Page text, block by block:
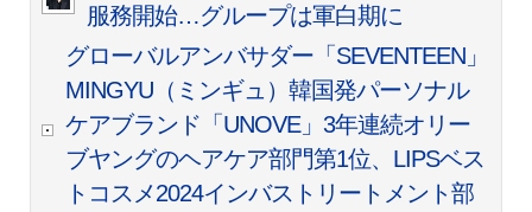
服務開始…グループは軍白期に
グローバルアンバサダー「SEVENTEEN」
MINGYU（ミンギュ）韓国発パーソナル
ケアブランド「UNOVE」3年連続オリー
ブヤングのヘアケア部門第1位、LIPSベス
トコスメ2024インバストリートメント部